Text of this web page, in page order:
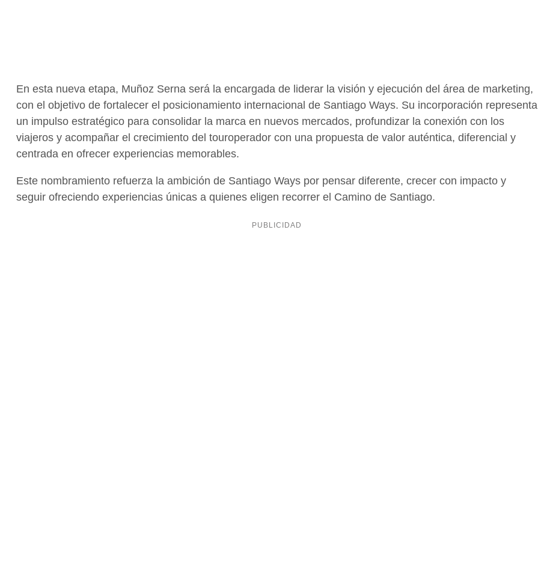
En esta nueva etapa, Muñoz Serna será la encargada de liderar la visión y ejecución del área de marketing,
con el objetivo de fortalecer el posicionamiento internacional de Santiago Ways. Su incorporación representa
un impulso estratégico para consolidar la marca en nuevos mercados, profundizar la conexión con los
viajeros y acompañar el crecimiento del touroperador con una propuesta de valor auténtica, diferencial y
centrada en ofrecer experiencias memorables.
Este nombramiento refuerza la ambición de Santiago Ways por pensar diferente, crecer con impacto y
seguir ofreciendo experiencias únicas a quienes eligen recorrer el Camino de Santiago.